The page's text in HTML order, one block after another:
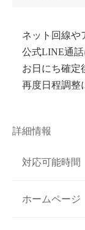
ネット回線や
公式LINE通話
お日にち確定
再度日程調整
詳細情報
対応可能時間
ホームページ